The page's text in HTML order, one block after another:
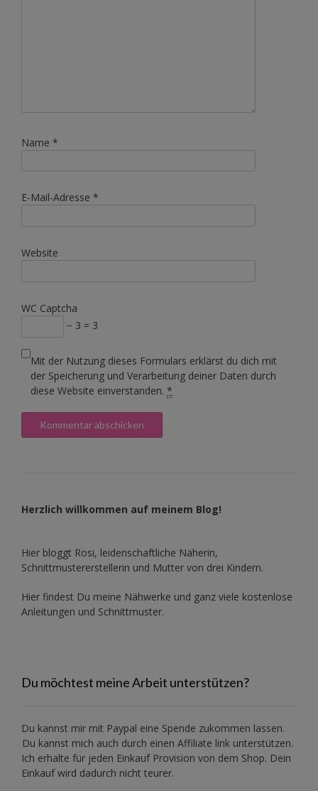
Name *
E-Mail-Adresse *
Website
WC Captcha
− 3 = 3
Mit der Nutzung dieses Formulars erklärst du dich mit
der Speicherung und Verarbeitung deiner Daten durch
diese Website einverstanden. *
Herzlich willkommen auf meinem Blog!
Hier bloggt Rosi, leidenschaftliche Näherin,
Schnittmustererstellerin und Mutter von drei Kindern.
Hier findest Du meine Nähwerke und ganz viele kostenlose
Anleitungen und Schnittmuster.
Du möchtest meine Arbeit unterstützen?
Du kannst mir mit Paypal eine Spende zukommen lassen.
Du kannst mich auch durch einen Affiliate link unterstützen.
Ich erhalte für jeden Einkauf Provision von dem Shop. Dein
Einkauf wird dadurch nicht teurer.